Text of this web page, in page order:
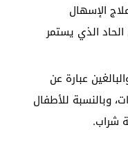
الإسهال
الذي يستمر
عبارة عن
وبالنسبة للأطفال